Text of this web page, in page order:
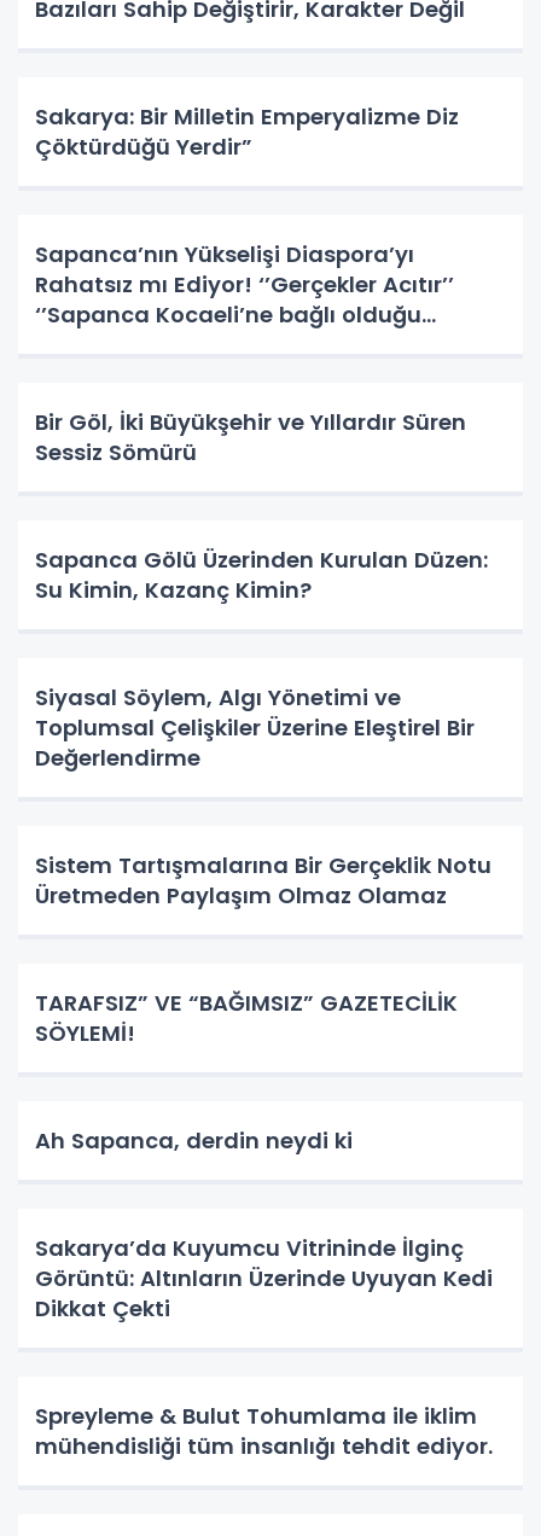
Bazıları Sahip Değiştirir, Karakter Değil
Sakarya: Bir Milletin Emperyalizme Diz
Çöktürdüğü Yerdir”
Sapanca’nın Yükselişi Diaspora’yı
Rahatsız mı Ediyor! ‘’Gerçekler Acıtır’’
‘’Sapanca Kocaeli’ne bağlı olduğu
Bir Göl, İki Büyükşehir ve Yıllardır Süren
Sessiz Sömürü
Sapanca Gölü Üzerinden Kurulan Düzen:
Su Kimin, Kazanç Kimin?
Siyasal Söylem, Algı Yönetimi ve
Toplumsal Çelişkiler Üzerine Eleştirel Bir
Değerlendirme
Sistem Tartışmalarına Bir Gerçeklik Notu
Üretmeden Paylaşım Olmaz Olamaz
TARAFSIZ” VE “BAĞIMSIZ” GAZETECİLİK
SÖYLEMİ!
Ah Sapanca, derdin neydi ki
Sakarya’da Kuyumcu Vitrininde İlginç
Görüntü: Altınların Üzerinde Uyuyan Kedi
Dikkat Çekti
Spreyleme & Bulut Tohumlama ile iklim
mühendisliği tüm insanlığı tehdit ediyor.